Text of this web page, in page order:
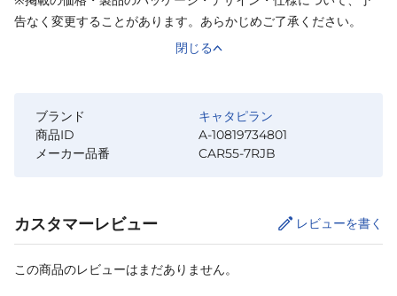
告なく変更することがあります。あらかじめご了承ください。
閉じる
ブランド
キャタピラン
商品ID
A-10819734801
メーカー品番
CAR55-7RJB
カスタマーレビュー レビューを書く
この商品のレビューはまだありません。